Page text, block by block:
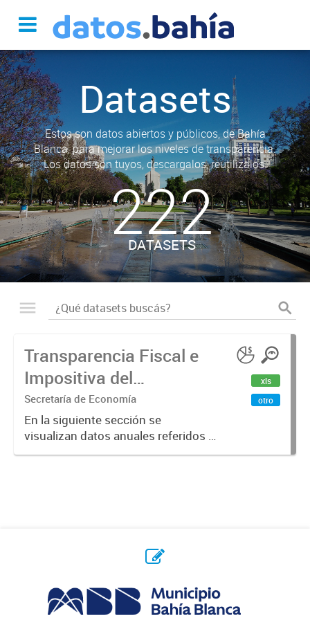
Datasets
Estos son datos abiertos y públicos, de Bahía
Blanca, para mejorar los niveles de transparencia.
Los datos son tuyos, descargalos, reutilizalos.
222
DATASETS
Transparencia Fiscal e
Impositiva del
Municipio. Año 2023
Secretaría de Economía
En la siguiente sección se
visualizan datos anuales referidos a
la transparencia fiscal e impositiva
xls
otro